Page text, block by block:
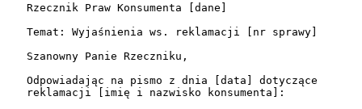
Rzecznik Praw Konsumenta [dane]
Temat: Wyjaśnienia ws. reklamacji [nr sprawy]
Szanowny Panie Rzeczniku,
Odpowiadając na pismo z dnia [data] dotyczące
reklamacji [imię i nazwisko konsumenta]: